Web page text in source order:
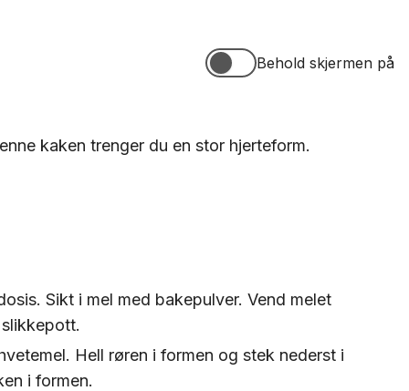
Behold skjermen på
Behold skjermen på
kaken trenger du en stor hjerteform.
Sikt i mel med bakepulver. Vend melet
Hell røren i formen og stek nederst i
i formen.